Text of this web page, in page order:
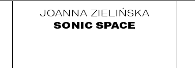
Joanna Zielińska
SONIC SPACE